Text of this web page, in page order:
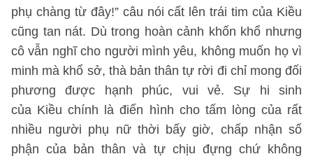
phụ chàng từ đây!” câu nói cất lên trái tim của Kiều
cũng tan nát. Dù trong hoàn cảnh khốn khổ nhưng
cô vẫn nghĩ cho người mình yêu, không muốn họ vì
minh mà khổ sở, thà bản thân tự rời đi chỉ mong đối
phương được hạnh phúc, vui vẻ. Sự hi sinh
của Kiều chính là điển hình cho tấm lòng của rất
nhiều người phụ nữ thời bấy giờ, chấp nhận số
phận của bản thân và tự chịu đựng chứ không